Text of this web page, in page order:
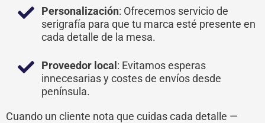
Personalización: Ofrecemos servicio de
serigrafía para que tu marca esté presente en
cada detalle de la mesa.
Proveedor local : Evitamos esperas
innecesarias y costes de envíos desde
península.
Cuando un cliente nota que cuidas cada detalle —